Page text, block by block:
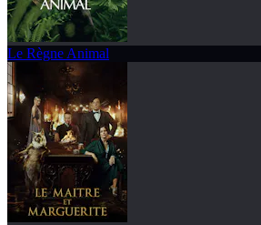
Le Règne Animal